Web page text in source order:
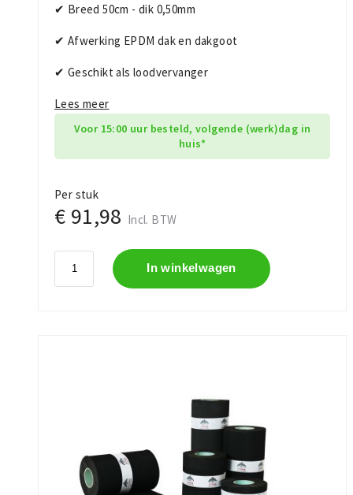
✔ Breed 50cm - dik 0,50mm
✔ Afwerking EPDM dak en dakgoot
✔ Geschikt als loodvervanger
Lees meer
Voor 15:00 uur besteld, volgende (werk)dag in
huis*
Per stuk
€ 91,98 Incl. BTW
In winkelwagen